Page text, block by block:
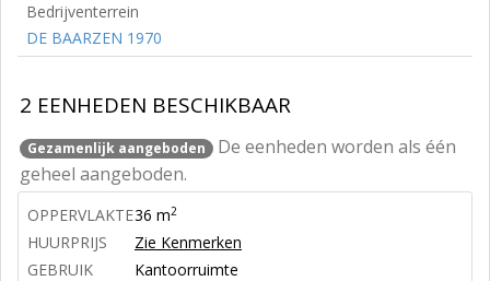
Bedrijventerrein
DE BAARZEN 1970
2 EENHEDEN BESCHIKBAAR
Gezamenlijk aangeboden
De eenheden worden als één
geheel aangeboden.
OPPERVLAKTE36 m2
HUURPRIJS
Zie Kenmerken
GEBRUIK
Kantoorruimte